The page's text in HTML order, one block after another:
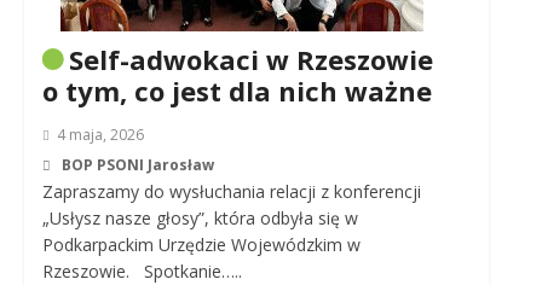
Self-adwokaci w Rzeszowie
o tym, co jest dla nich ważne
4 maja, 2026
BOP PSONI Jarosław
Zapraszamy do wysłuchania relacji z konferencji
„Usłysz nasze głosy”, która odbyła się w
Podkarpackim Urzędzie Wojewódzkim w
Rzeszowie. Spotkanie…..